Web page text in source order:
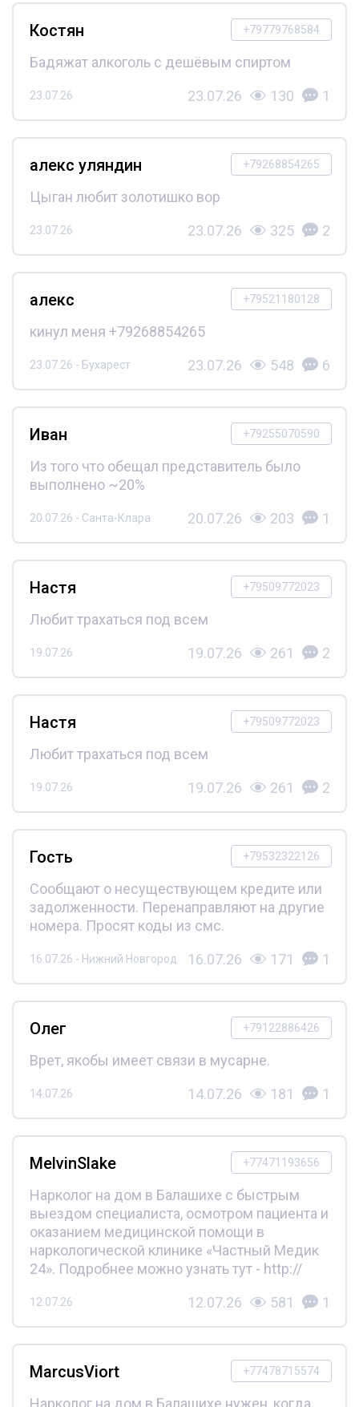
+79779768584
Костян
Бадяжат алкоголь с дешёвым спиртом
23.07.26 23.07.26 130 1
+79268854265
алекс уляндин
Цыган любит золотишко вор
23.07.26 23.07.26 325 2
+79521180128
алекс
кинул меня +79268854265
23.07.26 - Бухарест 23.07.26 548 6
+79255070590
Иван
Из того что обещал представитель было
выполнено ~20%
20.07.26 - Санта-Клара 20.07.26 203 1
+79509772023
Настя
Любит трахаться под всем
19.07.26 19.07.26 261 2
+79509772023
Настя
Любит трахаться под всем
19.07.26 19.07.26 261 2
+79532322126
Гость
Сообщают о несуществующем кредите или
задолженности. Перенаправляют на другие
номера. Просят коды из смс.
16.07.26 - Нижний Новгород 16.07.26 171 1
+79122886426
Олег
Врет, якобы имеет связи в мусарне.
14.07.26 14.07.26 181 1
+77471193656
MelvinSlake
Нарколог на дом в Балашихе с быстрым
выездом специалиста, осмотром пациента и
оказанием медицинской помощи в
наркологической клинике «Частный Медик
24». Подробнее можно узнать тут - http://
12.07.26 12.07.26 581 1
+77478715574
MarcusViort
Нарколог на дом в Балашихе нужен, когда